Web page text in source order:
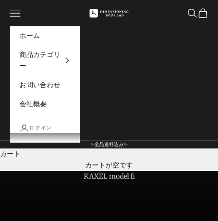
DIMENSIONING
メニュー 検索カート
ホーム
商品カテゴリ
ー
お問い合わせ
会社概要
ログイン
✨全品送料込み✨
カート
カートが空です
KAXELシリーズ最新作
KAXEL model E